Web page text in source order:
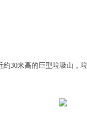
米高的巨型垃圾山，